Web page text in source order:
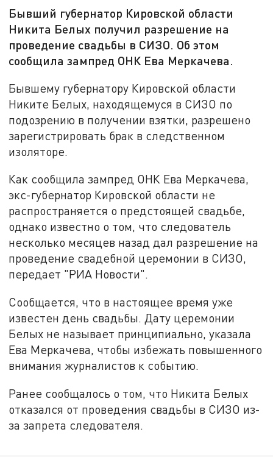
Бывший губернатор Кировской области
Никита Белых получил разрешение на
проведение свадьбы в СИЗО. Об этом
сообщила зампред ОНК Ева Меркачева.
Бывшему губернатору Кировской области
Никите Белых, находящемуся в СИЗО по
подозрению в получении взятки, разрешено
зарегистрировать брак в следственном
изоляторе.
Как сообщила зампред ОНК Ева Меркачева,
экс-губернатор Кировской области не
распространяется о предстоящей свадьбе,
однако известно о том, что следователь
несколько месяцев назад дал разрешение на
проведение свадебной церемонии в СИЗО,
передает "РИА Новости".
Сообщается, что в настоящее время уже
известен день свадьбы. Дату церемонии
Белых не называет принципиально, указала
Ева Меркачева, чтобы избежать повышенного
внимания журналистов к событию.
Ранее сообщалось о том, что Никита Белых
отказался от проведения свадьбы в СИЗО из-
за запрета следователя.